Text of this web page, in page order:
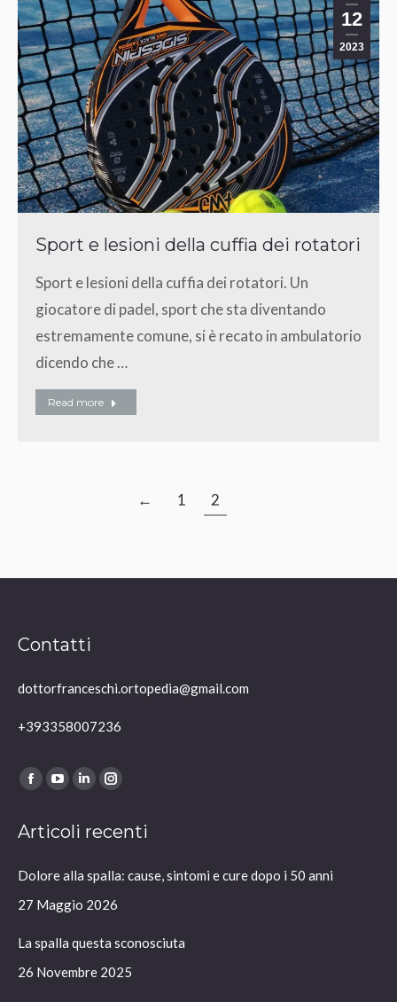
12
2023
Sport e lesioni della cuffia dei rotatori
Sport e lesioni della cuffia dei rotatori. Un
giocatore di padel, sport che sta diventando
estremamente comune, si è recato in ambulatorio
dicendo che …
Read more
← 1 2
Contatti
dottorfranceschi.ortopedia@gmail.com
+393358007236
Ci puoi trovare su:
Facebook
opens
new
window
YouTube
opens
new
window
Linkedin
opens
new
window
Instagram
opens
new
window
Articoli recenti
Dolore alla spalla: cause, sintomi e cure dopo i 50 anni
27 Maggio 2026
La spalla questa sconosciuta
26 Novembre 2025